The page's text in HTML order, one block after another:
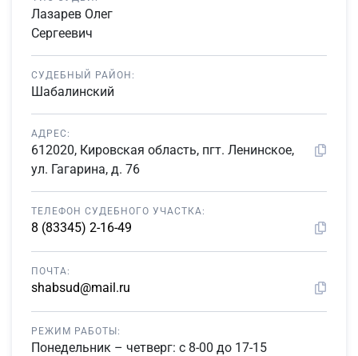
Лазарев Олег
Сергеевич
СУДЕБНЫЙ РАЙОН:
Шабалинский
АДРЕС:
612020, Кировская область, пгт. Ленинское,
ул. Гагарина, д. 76
ТЕЛЕФОН СУДЕБНОГО УЧАСТКА:
8 (83345) 2-16-49
ПОЧТА:
shabsud@mail.ru
РЕЖИМ РАБОТЫ:
Понедельник – четверг: с 8-00 до 17-15